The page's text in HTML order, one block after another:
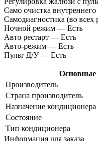
Само очистка
Самодиагностика (во
Ночной режим — Есть
Авто рестарт — Есть
Авто-режим — Есть
Пульт Д/У — Есть
Основные
Производитель
Страна производитель
Назначение кондиционера
Состояние
Тип кондиционера
Информация для заказа